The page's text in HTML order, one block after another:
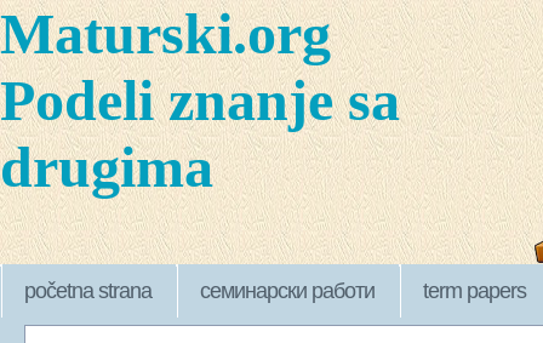
Maturski.org
Podeli znanje sa
drugima
početna strana семинарски работи term papers